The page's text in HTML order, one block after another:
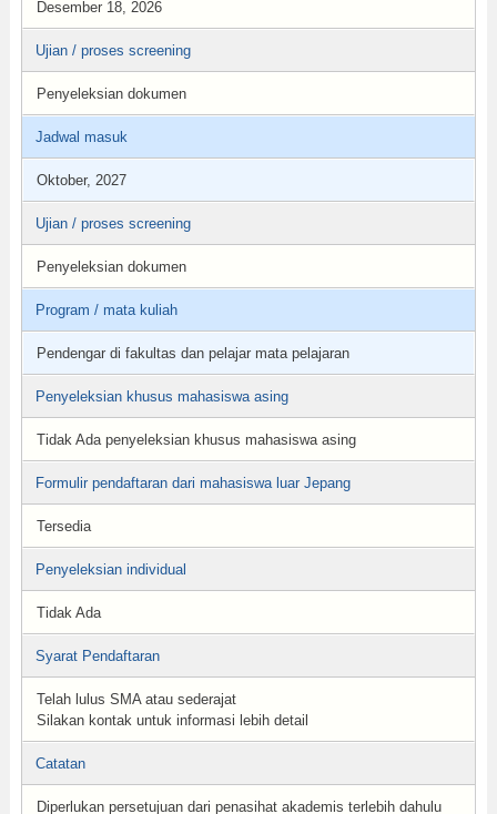
Desember 18, 2026
Ujian / proses screening
Penyeleksian dokumen
Jadwal masuk
Oktober, 2027
Ujian / proses screening
Penyeleksian dokumen
Program / mata kuliah
Pendengar di fakultas dan pelajar mata pelajaran
Penyeleksian khusus mahasiswa asing
Tidak Ada penyeleksian khusus mahasiswa asing
Formulir pendaftaran dari mahasiswa luar Jepang
Tersedia
Penyeleksian individual
Tidak Ada
Syarat Pendaftaran
Telah lulus SMA atau sederajat
Silakan kontak untuk informasi lebih detail
Catatan
Diperlukan persetujuan dari penasihat akademis terlebih dahulu